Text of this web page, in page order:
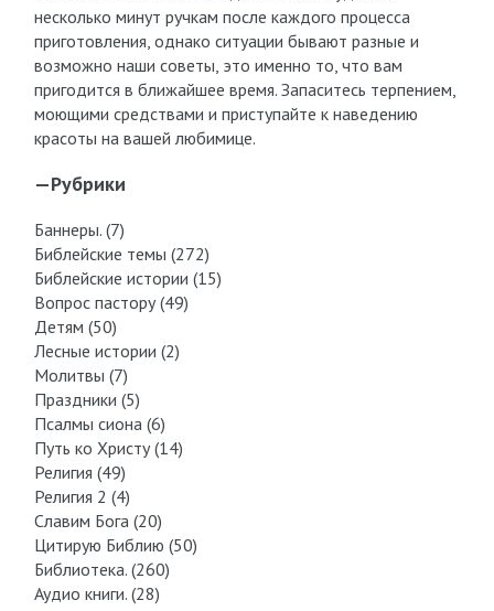
несколько минут ручкам после каждого процесса
приготовления, однако ситуации бывают разные и
возможно наши советы, это именно то, что вам
пригодится в ближайшее время. Запаситесь терпением,
моющими средствами и приступайте к наведению
красоты на вашей любимице.
—Рубрики
Баннеры. (7)
Библейские темы (272)
Библейские истории (15)
Вопрос пастору (49)
Детям (50)
Лесные истории (2)
Молитвы (7)
Праздники (5)
Псалмы сиона (6)
Путь ко Христу (14)
Религия (49)
Религия 2 (4)
Славим Бога (20)
Цитирую Библию (50)
Библиотека. (260)
Аудио книги. (28)